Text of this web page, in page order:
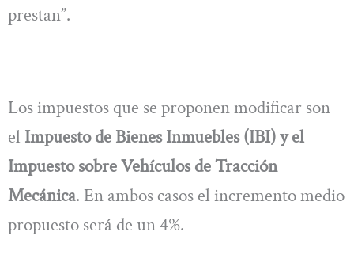
prestan”.
Los impuestos que se proponen modificar son
el Impuesto de Bienes Inmuebles (IBI) y el
Impuesto sobre Vehículos de Tracción
Mecánica. En ambos casos el incremento medio
propuesto será de un 4%.